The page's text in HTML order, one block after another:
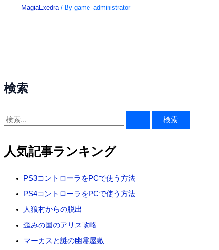
検索
検
対
象
人気記事ランキング
PS3コントローラをPCで使う方法
PS4コントローラをPCで使う方法
人狼村からの脱出
歪みの国のアリス攻略
マーカスと謎の幽霊屋敷
MagiaExedra/ Bygame_administrator